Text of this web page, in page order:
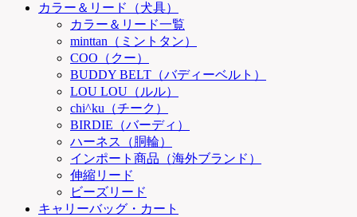
カラー＆リード（犬具）
カラー＆リード一覧
minttan（ミントタン）
COO（クー）
BUDDY BELT（バディーベルト）
LOU LOU（ルル）
chi^ku（チーク）
BIRDIE（バーディ）
ハーネス（胴輪）
インポート商品（海外ブランド）
伸縮リード
ビーズリード
キャリーバッグ・カート